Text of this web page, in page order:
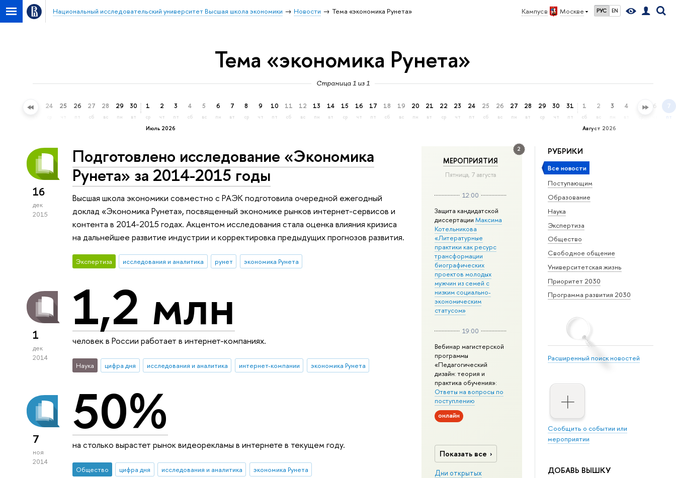
Кампус в Москве РУС EN
Национальный исследовательский университет Высшая школа экономики Новости Тема «экономика Рунета»
Тема «экономика Рунета»
Страница 1 из 1
23 24 25 26
пт
27
сб
28
вс
29
пн
30
вт
Июль 2026
1
ср
2
чт
3
пт
4
сб
5
вс
6
пн
7
вт
8
ср
9
чт
10
пт
11
сб
12
вс
13
пн
14
вт
15
ср
16
чт
17
пт
18
сб
19
вс
20
пн
21
вт
22
ср
23
чт
24
пт
25
сб
26
вс
27
пн
28
вт
29
ср
30
чт
31
пт
Август 2026
1
сб
2
вс
3 4 5 6 7
пт
РУБРИКИ
Все новости
Поступающим
Образование
Наука
Экспертиза
Общество
Свободное общение
Университетская жизнь
Приоритет 2030
Программа развития 2030
Расширенный поиск новостей
Сообщить о событии или
мероприятии
ДОБАВЬ ВЫШКУ
2
МЕРОПРИЯТИЯ
Пятница, 7 августа
12:00
Защита кандидатской
диссертации Максима
Котельникова
«Литературные
практики как ресурс
трансформации
биографических
проектов молодых
мужчин из семей с
низким социально-
экономическим
статусом»
19:00
Вебинар магистерской
программы
«Педагогический
дизайн: теория и
практика обучения»:
Ответы на вопросы по
поступлению
онлайн
Показать все
Дни открытых
16
дек
2015
Подготовлено исследование «Экономика
Рунета» за 2014-2015 годы
Высшая школа экономики совместно с РАЭК подготовила очередной ежегодный
доклад «Экономика Рунета», посвященный экономике рынков интернет-сервисов и
контента в 2014-2015 годах. Акцентом исследования стала оценка влияния кризиса
на дальнейшее развитие индустрии и корректировка предыдущих прогнозов развития.
Экспертиза исследования и аналитика рунет экономика Рунета
1
дек
2014
1,2 млн
человек в России работает в интернет-компаниях.
Наука цифра дня исследования и аналитика интернет-компании экономика Рунета
7
ноя
2014
50%
на столько вырастет рынок видеорекламы в интернете в текущем году.
Общество цифра дня исследования и аналитика экономика Рунета